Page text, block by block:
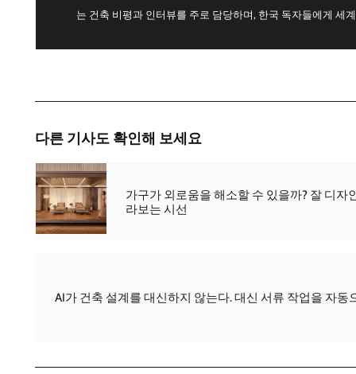
는 건축 비평과 인터뷰를 주로 담당하며, 한국 독자들에게 세
다른 기사도 확인해 보세요
가구가 외로움을 해소할 수 있을까? 잘 디자
라보는 시선
AI가 건축 설계를 대신하지 않는다. 대신 서류 작업을 자동